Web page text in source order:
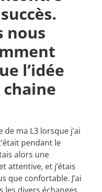
nous
l’idée
de ma L3 lorsque j’ai
pendant le
alors une
attentive, et j’étais
que confortable. J’ai